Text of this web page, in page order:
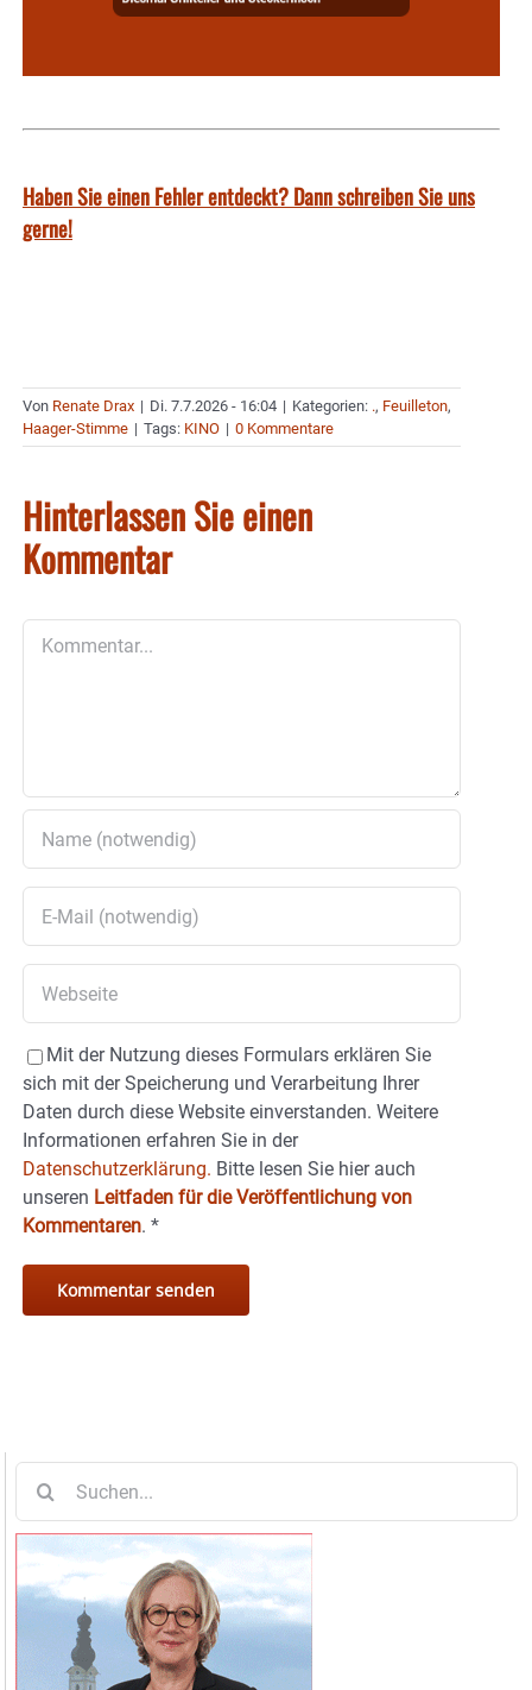
Haben Sie einen Fehler entdeckt? Dann schreiben Sie uns
gerne!
Von Renate Drax | Di. 7.7.2026 - 16:04 | Kategorien: ., Feuilleton,
Haager-Stimme | Tags: KINO | 0 Kommentare
Hinterlassen Sie einen
Kommentar
Mit der Nutzung dieses Formulars erklären Sie
sich mit der Speicherung und Verarbeitung Ihrer
Daten durch diese Website einverstanden. Weitere
Informationen erfahren Sie in der
Datenschutzerklärung. Bitte lesen Sie hier auch
unseren Leitfaden für die Veröffentlichung von
Kommentaren. *
nach: